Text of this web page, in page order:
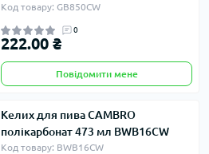
Код товару: GB850CW
0
222.00 ₴
Повідомити мене
Келих для пива CAMBRO
полікарбонат 473 мл BWB16CW
Код товару: BWB16CW